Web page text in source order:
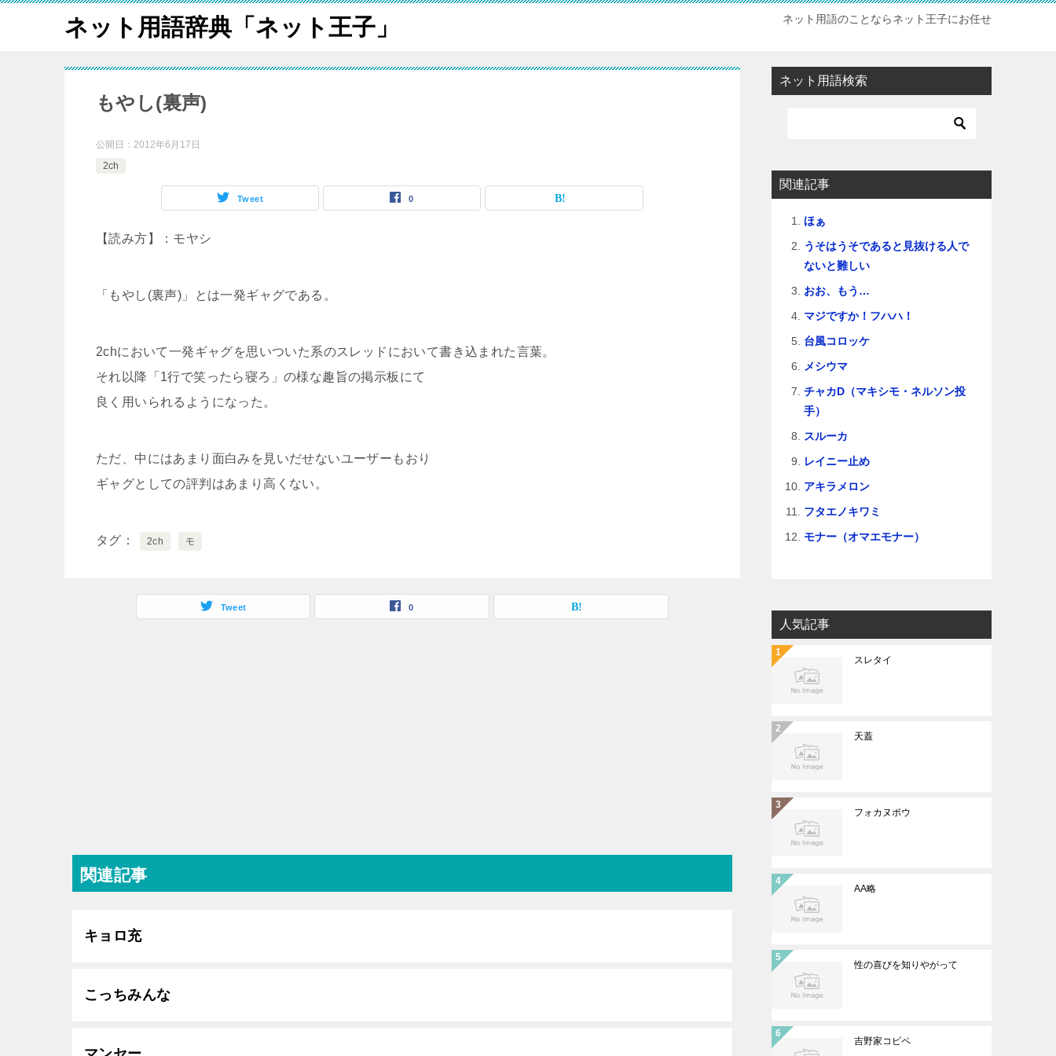
ネット用語辞典「ネット王子」 ネット用語のことならネット王子にお任せ
もやし(裏声)
公開日： 2012年6月17日
2ch
Tweet 0
【読み方】：モヤシ
「もやし(裏声)」とは一発ギャグである。
2chにおいて一発ギャグを思いついた系のスレッドにおいて書き込まれた言葉。
それ以降「1行で笑ったら寝ろ」の様な趣旨の掲示板にて
良く用いられるようになった。
ただ、中にはあまり面白みを見いだせないユーザーもおり
ギャグとしての評判はあまり高くない。
タグ 2ch モ
Tweet 0
関連記事
キョロ充
こっちみんな
ネット用語検索
関連記事
ほぁ
うそはうそであると見抜ける人で
ないと難しい
おお、もう…
マジですか！フハハ！
台風コロッケ
メシウマ
チャカD（マキシモ・ネルソン投
手）
スルーカ
レイニー止め
アキラメロン
フタエノキワミ
モナー（オマエモナー）
人気記事
スレタイ
天蓋
フォカヌポウ
AA略
性の喜びを知りやがって
吉野家コピペ